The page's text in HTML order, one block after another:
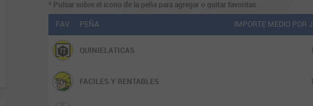
MEDIA SOCIOS POR JORNADA
JORNADAS JUGADAS
JORNADAS CON PREMIOS (%)
JORNADAS RENTABLES (%)
PREMIOS DE 15
* Pulsar sobre el icono de la peña para agregar o quitar favoritas
FAV PEÑA IMPORTE MEDIO POR
QUINIELATICAS
FACILES Y RENTABLES